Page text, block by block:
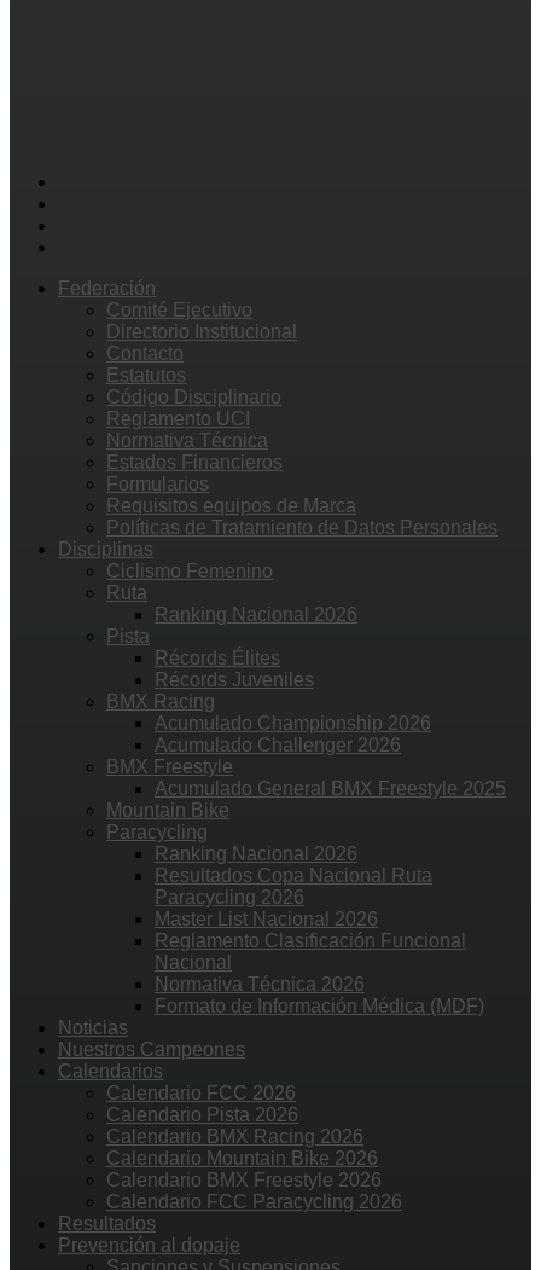
Federación
Comité Ejecutivo
Directorio Institucional
Contacto
Estatutos
Código Disciplinario
Reglamento UCI
Normativa Técnica
Estados Financieros
Formularios
Requisitos equipos de Marca
Políticas de Tratamiento de Datos Personales
Disciplinas
Ciclismo Femenino
Ruta
Ranking Nacional 2026
Pista
Récords Élites
Récords Juveniles
BMX Racing
Acumulado Championship 2026
Acumulado Challenger 2026
BMX Freestyle
Acumulado General BMX Freestyle 2025
Mountain Bike
Paracycling
Ranking Nacional 2026
Resultados Copa Nacional Ruta
Paracycling 2026
Master List Nacional 2026
Reglamento Clasificación Funcional
Nacional
Normativa Técnica 2026
Formato de Información Médica (MDF)
Noticias
Nuestros Campeones
Calendarios
Calendario FCC 2026
Calendario Pista 2026
Calendario BMX Racing 2026
Calendario Mountain Bike 2026
Calendario BMX Freestyle 2026
Calendario FCC Paracycling 2026
Resultados
Prevención al dopaje